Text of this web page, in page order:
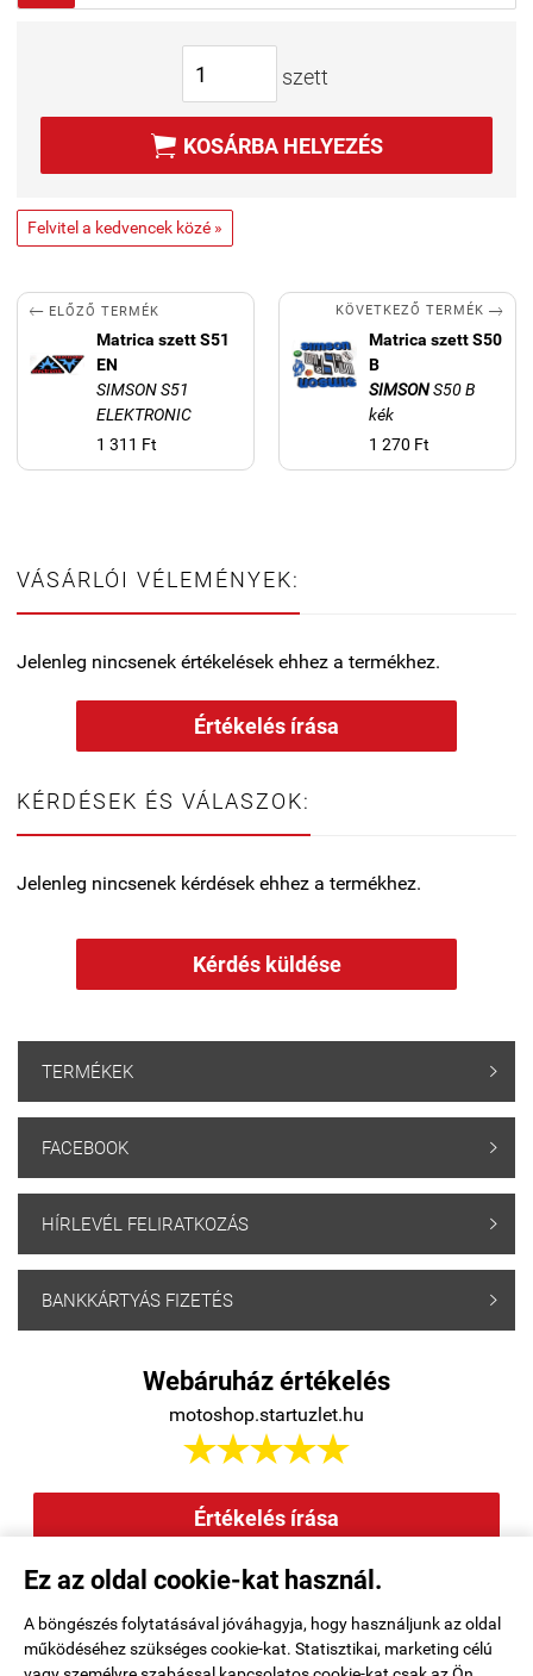
Ez az oldal cookie-kat használ.
A böngészés folytatásával jóváhagyja, hogy használjunk az oldal
működéséhez szükséges cookie-kat. Statisztikai, marketing célú
szett
 KOSÁRBA HELYEZÉS
Felvitel a kedvencek közé »
 ELŐZŐ TERMÉK
Matrica szett S51
EN
SIMSON S51
ELEKTRONIC
1 311 Ft
KÖVETKEZŐ TERMÉK 
Matrica szett S50
B
SIMSONS50 B
kék
1 270 Ft
VÁSÁRLÓI VÉLEMÉNYEK:
Jelenleg nincsenek értékelések ehhez a termékhez.
Értékelés írása
KÉRDÉSEK ÉS VÁLASZOK:
Jelenleg nincsenek kérdések ehhez a termékhez.
Kérdés küldése
TERMÉKEK 
FACEBOOK 
HÍRLEVÉL FELIRATKOZÁS 
BANKKÁRTYÁS FIZETÉS 
Webáruház értékelés
motoshop.startuzlet.hu

Értékelés írása
Rendelési feltételek|Elérhetőségek|Kosár tartalma, megrendelés